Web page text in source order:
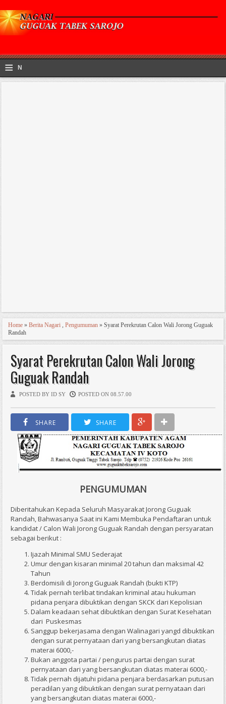
≡ N
Home » Berita Nagari , Pengumuman » Syarat Perekrutan Calon Wali Jorong Guguak
Randah
Syarat Perekrutan Calon Wali Jorong
Guguak Randah
POSTED BY ID SY POSTED ON 08.57.00
SHARE SHARE
PENGUMUMAN
Diberitahukan Kepada Seluruh Masyarakat Jorong Guguak
Randah, Bahwasanya Saat ini Kami Membuka Pendaftaran untuk
kandidat / Calon Wali Jorong Guguak Randah dengan persyaratan
sebagai berikut :
Ijazah Minimal SMU Sederajat
Umur dengan kisaran minimal 20 tahun dan maksimal 42
Tahun
Berdomisili di Jorong Guguak Randah (bukti KTP)
Tidak pernah terlibat tindakan kriminal atau hukuman
pidana penjara dibuktikan dengan SKCK dari Kepolisian
Dalam keadaan sehat dibuktikan dengan Surat Kesehatan
dari Puskesmas
Sanggup bekerjasama dengan Walinagari yangd dibuktikan
dengan surat pernyataan dari yang bersangkutan diatas
materai 6000,-
Bukan anggota partai / pengurus partai dengan surat
pernyataan dari yang bersangkutan diatas materai 6000,-
Tidak pernah dijatuhi pidana penjara berdasarkan putusan
peradilan yang dibuktikan dengan surat pernyataan dari
yang bersangkutan diatas materai 6000,-